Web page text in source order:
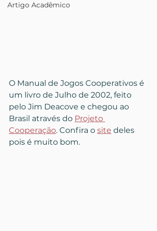
Artigo Acadêmico
O Manual de Jogos Cooperativos é
um livro de Julho de 2002, feito
pelo Jim Deacove e chegou ao
Brasil através do Projeto
Cooperação. Confira o site deles
pois é muito bom.